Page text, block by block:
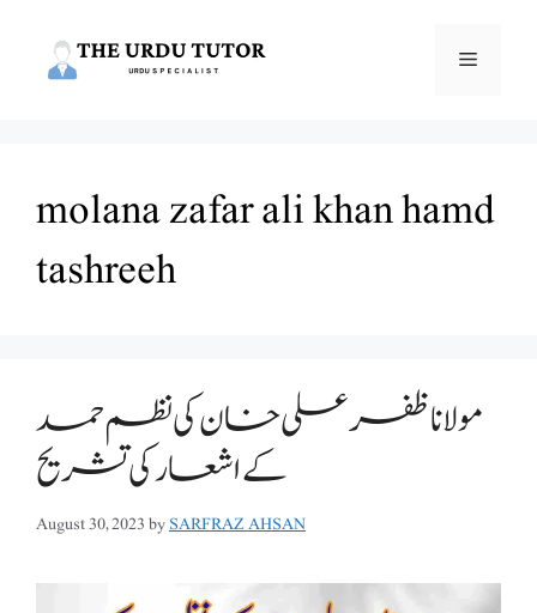
Menu
molana zafar ali khan hamd
tashreeh
مولانا ظفر علی خان کی نظم حمد
August 30, 2023bySARFRAZ AHSAN